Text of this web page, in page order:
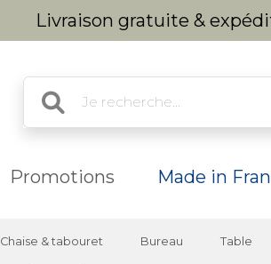
Livraison gratuite &
Promotions Made in
Chaise & tabouret Bureau Table